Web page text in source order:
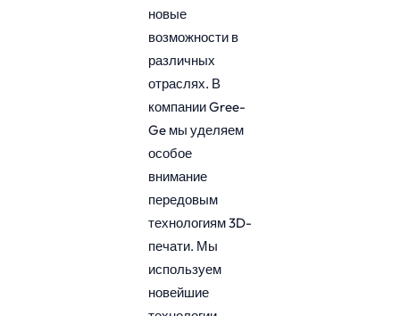
новые
возможности в
различных
отраслях. В
компании Gree-
Ge мы уделяем
особое
внимание
передовым
технологиям 3D-
печати. Мы
используем
новейшие